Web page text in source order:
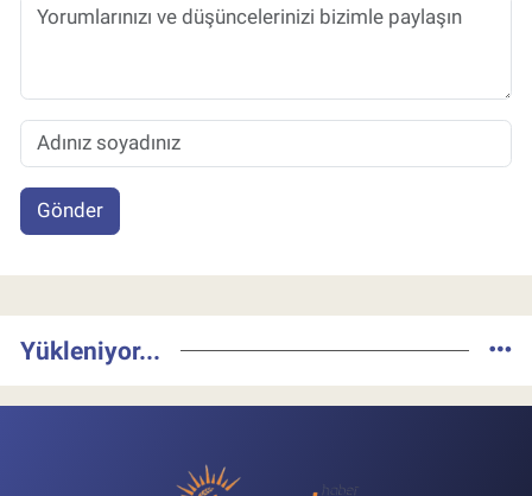
Gönder
Yükleniyor...